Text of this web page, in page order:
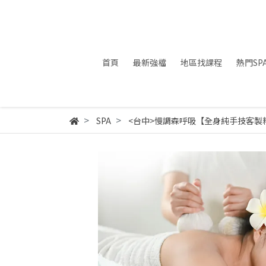
首頁 最新強檔 地區找課程 熱門
SPA <台中>慢調森呼吸【全身純手技客